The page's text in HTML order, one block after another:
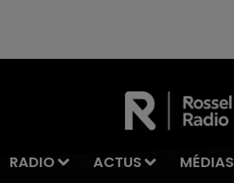
RADIO ACTUS MÉDIAS